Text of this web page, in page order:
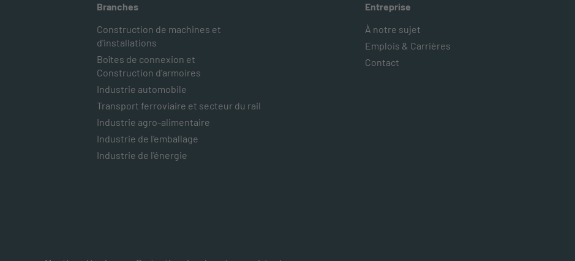
Branches
Construction de machines et
d'installations
Boîtes de connexion et
Construction d'armoires
Industrie automobile
Transport ferroviaire et secteur du rail
Industrie agro-alimentaire
Industrie de l'emballage
Industrie de l'énergie
Entreprise
À notre sujet
Emplois & Carrières
Contact